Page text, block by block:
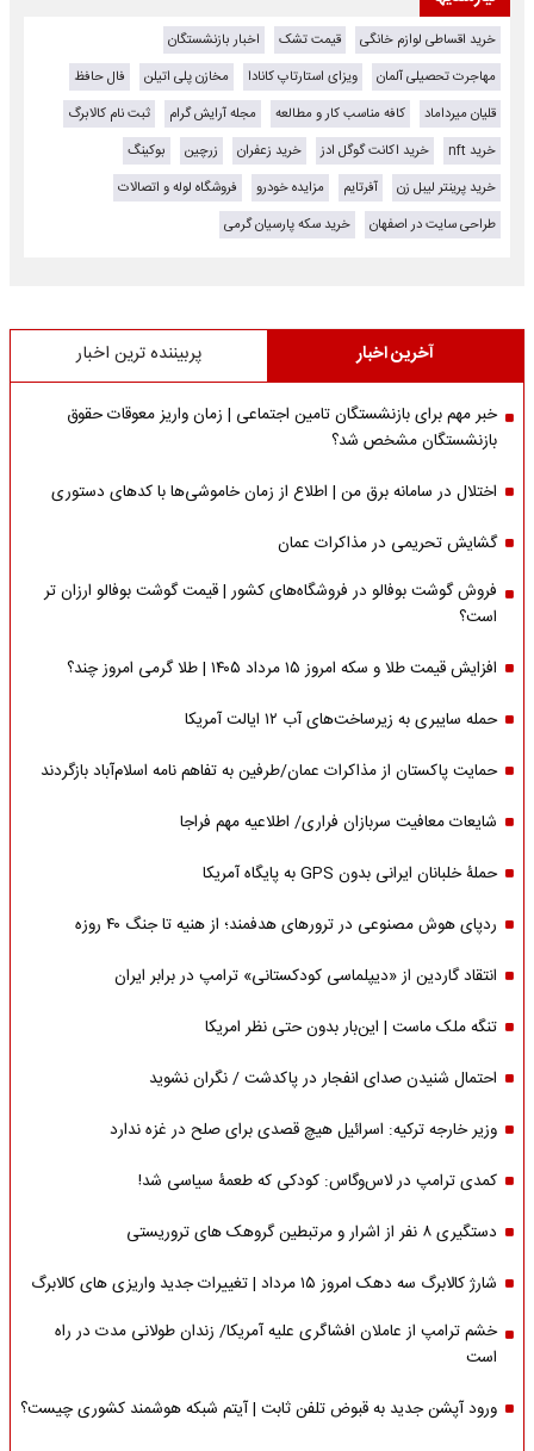
خرید اقساطی لوازم خانگی قیمت تشک
اخبار بازنشستگان
مهاجرت تحصیلی آلمان
ویزای استارتاپ کانادا مخازن پلی اتیلن
فال حافظ
قلیان میرداماد
کافه مناسب کار و مطالعه مجله آرایش گرام
ثبت نام کالابرگ
خرید nft
خرید اکانت گوگل ادز خرید زعفران زرچین
بوکینگ
خرید پرینتر لیبل زن
آفرتایم مزایده خودرو
فروشگاه لوله و اتصالات
طراحی سایت در اصفهان
خرید سکه پارسیان گرمی
آخرین اخبار پربیننده ترین اخبار
خبر مهم برای بازنشستگان تامین اجتماعی | زمان واریز معوقات حقوق
بازنشستگان مشخص شد؟
اختلال در سامانه برق من | اطلاع از زمان خاموشی‌ها با کدهای دستوری
گشایش تحریمی در مذاکرات عمان
فروش گوشت بوفالو در فروشگاه‌های کشور | قیمت گوشت بوفالو ارزان تر
است؟
افزایش قیمت طلا و سکه امروز ۱۵ مرداد ۱۴۰۵ | طلا گرمی امروز چند؟
حمله سایبری به زیرساخت‌های آب ۱۲ ایالت آمریکا
حمایت پاکستان از مذاکرات عمان/طرفین به تفاهم نامه اسلام‌آباد بازگردند
شایعات معافیت سربازان فراری/ اطلاعیه مهم فراجا
حملۀ خلبانان ایرانی بدون GPS به پایگاه آمریکا
ردپای هوش مصنوعی در ترورهای هدفمند؛ از هنیه تا جنگ ۴۰ روزه
انتقاد گاردین از «دیپلماسی کودکستانی» ترامپ در برابر ایران
تنگه ملک ماست | این‌بار بدون حتی نظر امریکا
احتمال شنیدن صدای انفجار در پاکدشت / نگران نشوید
وزیر خارجه ترکیه: اسرائیل هیچ قصدی برای صلح در غزه ندارد
کمدی ترامپ در لاس‌وگاس: کودکی که طعمۀ سیاسی شد!
دستگیری ۸ نفر از اشرار و مرتبطین گروهک های تروریستی
شارژ کالابرگ سه دهک امروز ۱۵ مرداد | تغییرات جدید واریزی های کالابرگ
خشم ترامپ از عاملان افشاگری‌ علیه آمریکا/ زندان طولانی مدت در راه
است
ورود آپشن جدید به قبوض تلفن ثابت | آیتم شبکه هوشمند کشوری چیست؟